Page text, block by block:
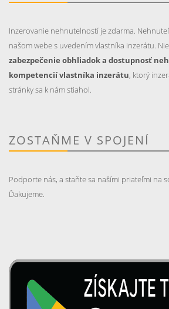
Inzerovanie nehnutelností je zdarma.
našom webe s uvedením vlastníka inzerátu.
zabezpečenie obhliadok a dostupnosť
kompetencií vlastníka inzerátu, ktorý
stránky sa k nám stiahol.
ZOSTAŇME V SPOJENÍ
Podporte nás, a staňte sa našími priateľmi na
Ďakujeme.